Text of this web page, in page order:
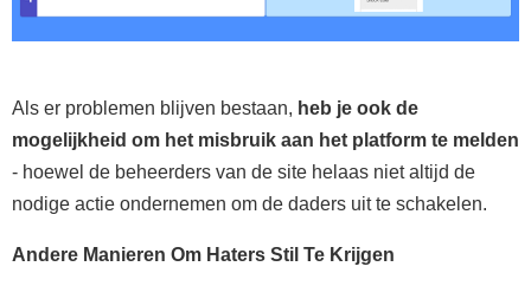
Als er problemen blijven bestaan, heb je ook de
mogelijkheid om het misbruik aan het platform te melden
- hoewel de beheerders van de site helaas niet altijd de
nodige actie ondernemen om de daders uit te schakelen.
Andere Manieren Om Haters Stil Te Krijgen